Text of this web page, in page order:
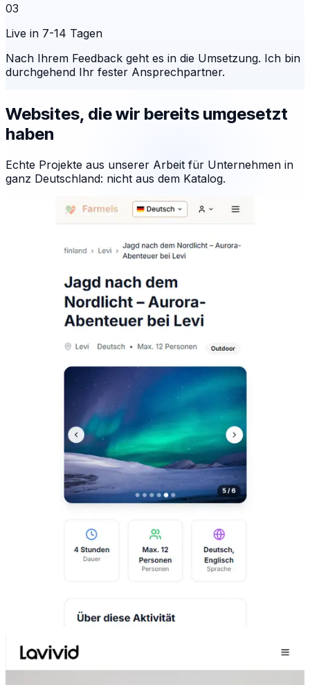
03
Live in 7-14 Tagen
Nach Ihrem Feedback geht es in die Umsetzung. Ich bin
durchgehend Ihr fester Ansprechpartner.
Websites, die wir bereits umgesetzt
haben
Echte Projekte aus unserer Arbeit für Unternehmen in
ganz Deutschland: nicht aus dem Katalog.